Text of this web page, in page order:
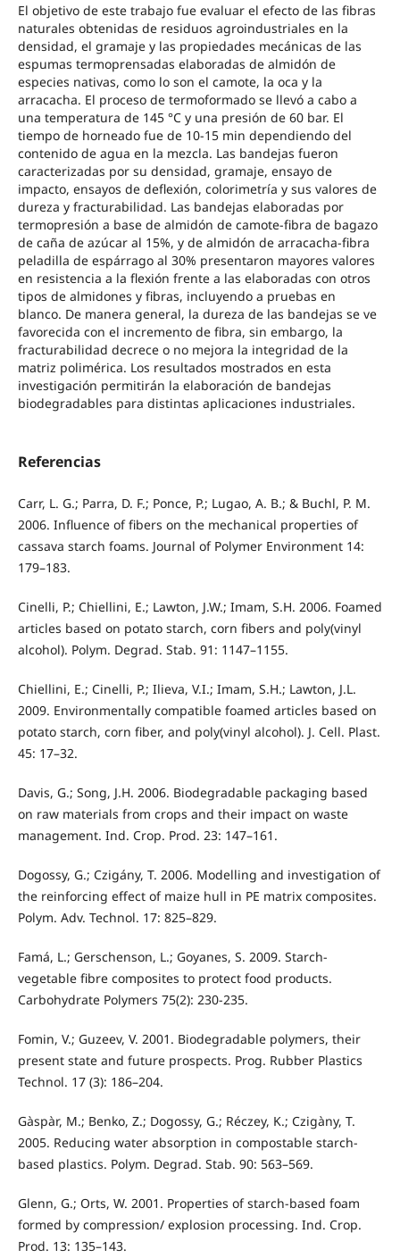
El objetivo de este trabajo fue evaluar el efecto de las fibras
naturales obtenidas de residuos agroindustriales en la
densidad, el gramaje y las propiedades mecánicas de las
espumas termoprensadas elaboradas de almidón de
especies nativas, como lo son el camote, la oca y la
arracacha. El proceso de termoformado se llevó a cabo a
una temperatura de 145 °C y una presión de 60 bar. El
tiempo de horneado fue de 10-15 min dependiendo del
contenido de agua en la mezcla. Las bandejas fueron
caracterizadas por su densidad, gramaje, ensayo de
impacto, ensayos de deflexión, colorimetría y sus valores de
dureza y fracturabilidad. Las bandejas elaboradas por
termopresión a base de almidón de camote-fibra de bagazo
de caña de azúcar al 15%, y de almidón de arracacha-fibra
peladilla de espárrago al 30% presentaron mayores valores
en resistencia a la flexión frente a las elaboradas con otros
tipos de almidones y fibras, incluyendo a pruebas en
blanco. De manera general, la dureza de las bandejas se ve
favorecida con el incremento de fibra, sin embargo, la
fracturabilidad decrece o no mejora la integridad de la
matriz polimérica. Los resultados mostrados en esta
investigación permitirán la elaboración de bandejas
biodegradables para distintas aplicaciones industriales.
Referencias
Carr, L. G.; Parra, D. F.; Ponce, P.; Lugao, A. B.; & Buchl, P. M.
2006. Influence of fibers on the mechanical properties of
cassava starch foams. Journal of Polymer Environment 14:
179–183.
Cinelli, P.; Chiellini, E.; Lawton, J.W.; Imam, S.H. 2006. Foamed
articles based on potato starch, corn fibers and poly(vinyl
alcohol). Polym. Degrad. Stab. 91: 1147–1155.
Chiellini, E.; Cinelli, P.; Ilieva, V.I.; Imam, S.H.; Lawton, J.L.
2009. Environmentally compatible foamed articles based on
potato starch, corn fiber, and poly(vinyl alcohol). J. Cell. Plast.
45: 17–32.
Davis, G.; Song, J.H. 2006. Biodegradable packaging based
on raw materials from crops and their impact on waste
management. Ind. Crop. Prod. 23: 147–161.
Dogossy, G.; Czigány, T. 2006. Modelling and investigation of
the reinforcing effect of maize hull in PE matrix composites.
Polym. Adv. Technol. 17: 825–829.
Famá, L.; Gerschenson, L.; Goyanes, S. 2009. Starch-
vegetable fibre composites to protect food products.
Carbohydrate Polymers 75(2): 230-235.
Fomin, V.; Guzeev, V. 2001. Biodegradable polymers, their
present state and future prospects. Prog. Rubber Plastics
Technol. 17 (3): 186–204.
Gàspàr, M.; Benko, Z.; Dogossy, G.; Réczey, K.; Czigàny, T.
2005. Reducing water absorption in compostable starch-
based plastics. Polym. Degrad. Stab. 90: 563–569.
Glenn, G.; Orts, W. 2001. Properties of starch-based foam
formed by compression/ explosion processing. Ind. Crop.
Prod. 13: 135–143.